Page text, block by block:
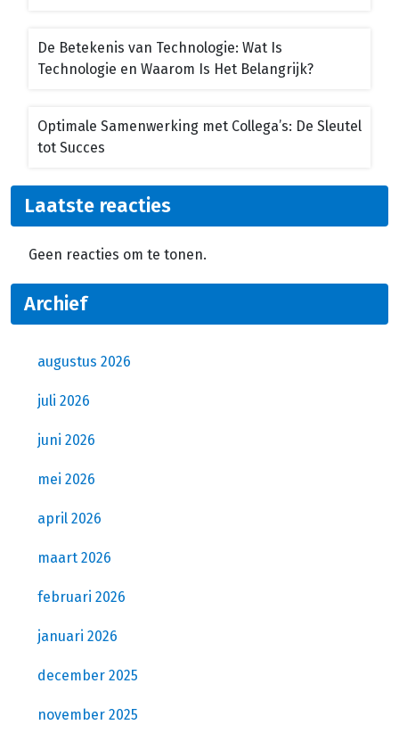
De Betekenis van Technologie: Wat Is
Technologie en Waarom Is Het Belangrijk?
Optimale Samenwerking met Collega’s: De Sleutel
tot Succes
Laatste reacties
Geen reacties om te tonen.
Archief
augustus 2026
juli 2026
juni 2026
mei 2026
april 2026
maart 2026
februari 2026
januari 2026
december 2025
november 2025